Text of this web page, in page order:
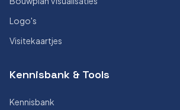
Logo's
Visitekaartjes
Kennisbank & Tools
Kennisbank